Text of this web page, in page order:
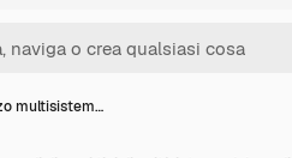
multisistem…